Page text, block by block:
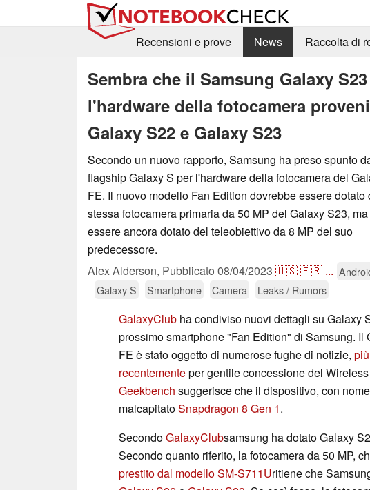
Recensioni e prove
News Raccolta di
Sembra che il Samsung Galaxy
l'hardware della fotocamera
Galaxy S22 e Galaxy S23
Secondo un nuovo rapporto, Samsung ha preso spunto
flagship Galaxy S per l'hardware della fotocamera del
FE. Il nuovo modello Fan Edition dovrebbe essere dotato
stessa fotocamera primaria da 50 MP del Galaxy S23,
essere ancora dotato del teleobiettivo da 8 MP del suo
predecessore.
Alex Alderson, Pubblicato 08/04/2023 🇺🇸🇫🇷 ...
Galaxy S
Smartphone Camera Leaks / Rumors
GalaxyClub ha condiviso nuovi dettagli su Galaxy
prossimo smartphone "Fan Edition" di Samsung. Il
FE è stato oggetto di numerose fughe di notizie, più
recentementeper gentile concessione del
Geekbench suggerisce che il dispositivo, con
malcapitatoSnapdragon 8 Gen 1.
SecondoGalaxyClubsamsung ha dotato Galaxy
Secondo quanto riferito, la fotocamera da 50 MP,
prestito dal modello SM-S711Uritiene che